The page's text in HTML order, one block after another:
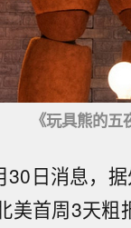
《玩具熊的五
日消息，
美首周3天